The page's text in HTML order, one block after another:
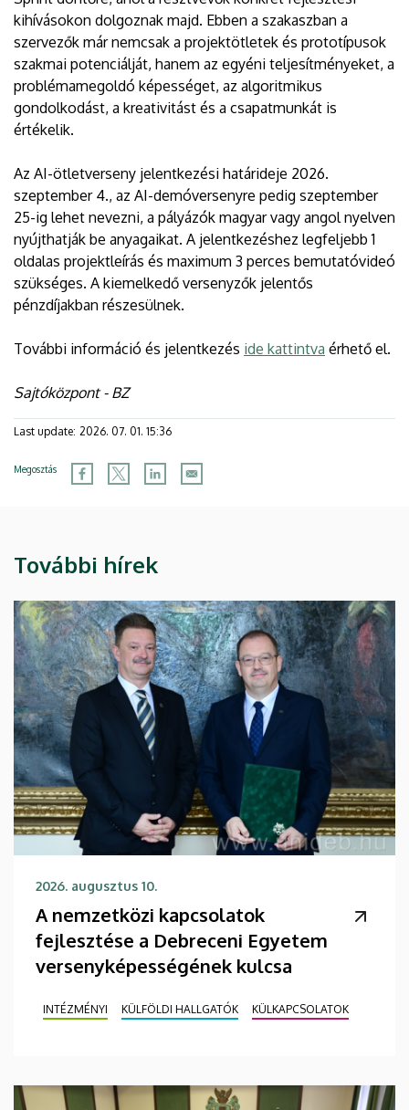
kihívásokon dolgoznak majd. Ebben a szakaszban a
szervezők már nemcsak a projektötletek és prototípusok
szakmai potenciálját, hanem az egyéni teljesítményeket, a
problémamegoldó képességet, az algoritmikus
gondolkodást, a kreativitást és a csapatmunkát is
értékelik.
Az AI-ötletverseny jelentkezési határideje 2026.
szeptember 4., az AI-demóversenyre pedig szeptember
25-ig lehet nevezni, a pályázók magyar vagy angol nyelven
nyújthatják be anyagaikat. A jelentkezéshez legfeljebb 1
oldalas projektleírás és maximum 3 perces bemutatóvideó
szükséges. A kiemelkedő versenyzők jelentős
pénzdíjakban részesülnek.
További információ és jelentkezés ide kattintva érhető el.
Sajtóközpont - BZ
Last update: 2026. 07. 01. 15:36
Megosztás
További hírek
2026. augusztus 10.
A nemzetközi kapcsolatok
fejlesztése a Debreceni Egyetem
versenyképességének kulcsa
INTÉZMÉNYI KÜLFÖLDI HALLGATÓK KÜLKAPCSOLATOK